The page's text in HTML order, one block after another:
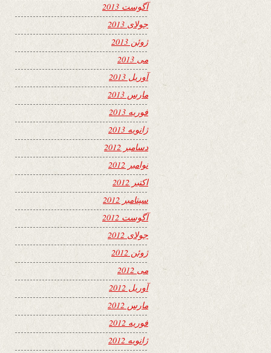
آگوست 2013
جولای 2013
ژوئن 2013
می 2013
آوریل 2013
مارس 2013
فوریه 2013
ژانویه 2013
دسامبر 2012
نوامبر 2012
اکتبر 2012
سپتامبر 2012
آگوست 2012
جولای 2012
ژوئن 2012
می 2012
آوریل 2012
مارس 2012
فوریه 2012
ژانویه 2012